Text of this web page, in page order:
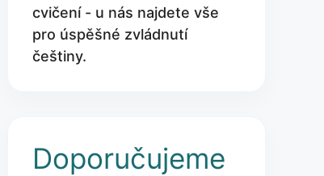
cvičení - u nás najdete vše
pro úspěšné zvládnutí
češtiny.
Doporučujeme